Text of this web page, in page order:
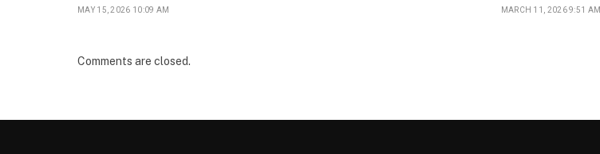
MAY 15, 2026 10:09 AM MARCH 11, 2026 9:51 AM
Comments are closed.